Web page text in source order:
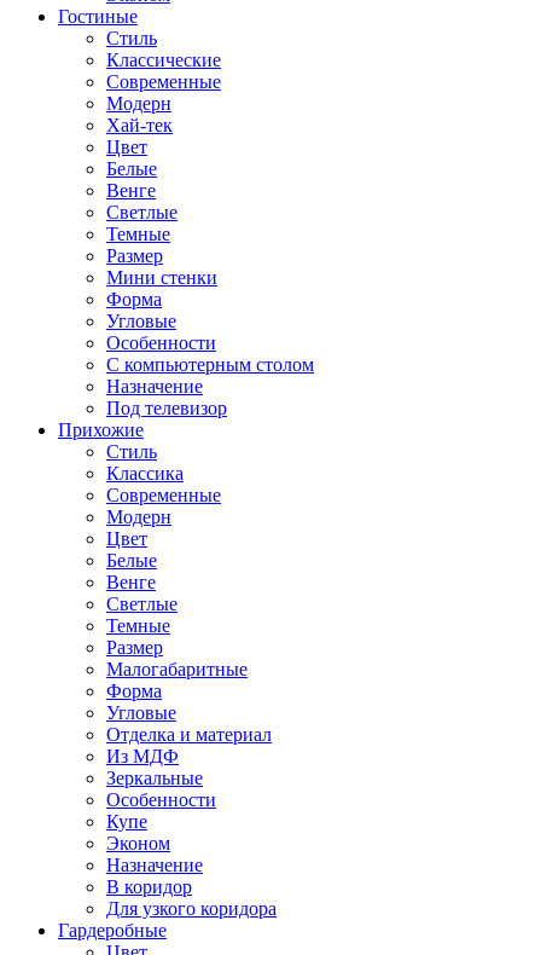
Гостиные
Стиль
Классические
Современные
Модерн
Хай-тек
Цвет
Белые
Венге
Светлые
Темные
Размер
Мини стенки
Форма
Угловые
Особенности
С компьютерным столом
Назначение
Под телевизор
Прихожие
Стиль
Классика
Современные
Модерн
Цвет
Белые
Венге
Светлые
Темные
Размер
Малогабаритные
Форма
Угловые
Отделка и материал
Из МДФ
Зеркальные
Особенности
Купе
Эконом
Назначение
В коридор
Для узкого коридора
Гардеробные